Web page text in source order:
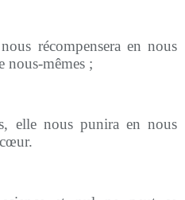
récompensera en nous
nous-mêmes ;
elle nous punira en nous